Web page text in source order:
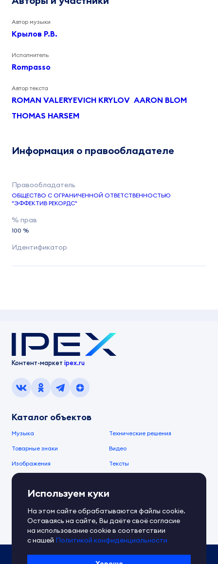
Автор музыки
Крылов Р.В.
Исполнитель
Rompasso
Автор текста
ROMAN VALERYEVICH KRYLOV AARON BLOM
THOMAS HARSEM
Информация о правообладателе
ОБЩЕСТВО С ОГРАНИЧЕННОЙ ОТВЕТСТВЕННОСТЬЮ
"ЭФФЕКТИВ РЕКОРДС"
100 %
Контент-маркет ipex.ru
Каталог объектов
Музыка Технические решения
Товарные знаки Видео
Изображения Тексты
О компании
О сервисе
Документы IPEX Справочный центр
Контакты Обратная связь
Политика IPEX по обработке ПД
Используем куки
На этом сайте обрабатываются файлы cookie.
Оставаясь на сайте, Вы даёте своё согласие
на использование cookie в соответствии
с нашей Политикой конфиденциальности